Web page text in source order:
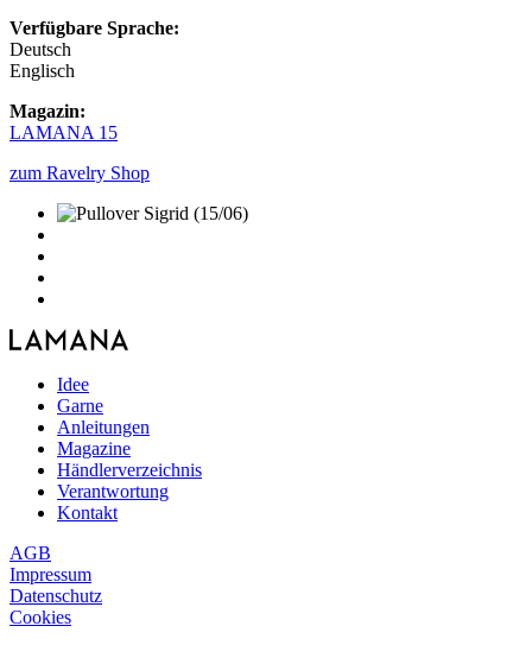
Verfügbare Sprache:
Deutsch
Englisch
Magazin:
LAMANA 15
zum Ravelry Shop
Idee
Garne
Anleitungen
Magazine
Händlerverzeichnis
Verantwortung
Kontakt
AGB
Impressum
Datenschutz
Cookies